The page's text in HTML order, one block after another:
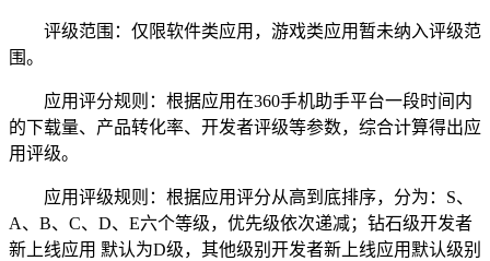
评级范围：仅限软件类应用，游戏类应用暂未纳入评级范
围。
应用评分规则：根据应用在360手机助手平台一段时间内
的下载量、产品转化率、开发者评级等参数，综合计算得出应
用评级。
应用评级规则：根据应用评分从高到底排序，分为：S、
A、B、C、D、E六个等级，优先级依次递减；钻石级开发者
新上线应用 默认为D级，其他级别开发者新上线应用默认级别